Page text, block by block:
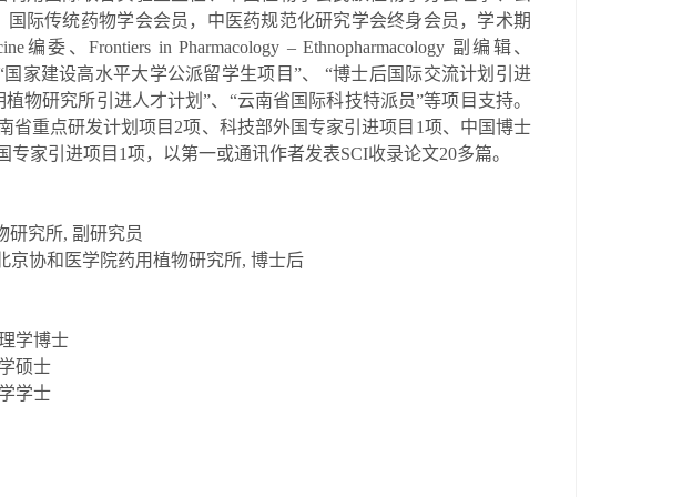
际传统药物学会会员，中医药规范化研究学会终身会员，学术期
编委、Frontiers in Pharmacology – Ethnopharmacology 副编辑、
家建设高水平大学公派留学生项目”、 “博士后国际交流计划引进
物研究所引进人才计划”、“云南省国际科技特派员”等项目支持。
省重点研发计划项目 2项、科技部外国专家引进项目 1项、中国博士
专家引进项目 1项，以第一或通讯作者发表SCI收录论文20多篇。
研究所, 副研究员
京协和医学院药用植物研究所, 博士后
学博士
硕士
学士